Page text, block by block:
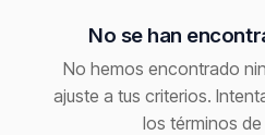
No se han
No hemos encontrado
ajuste a tus criterios.
los términos de